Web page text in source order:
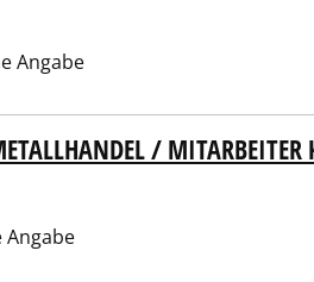
Angabe
/
Angabe